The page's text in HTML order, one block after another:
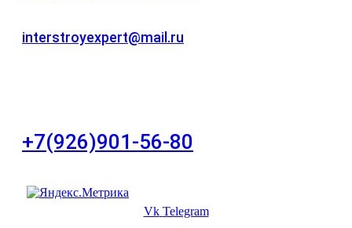
interstroyexpert@mail.ru
+7(926)901-56-80
Vk Telegram